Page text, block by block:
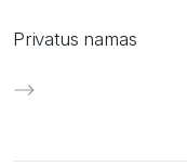
Privatus namas